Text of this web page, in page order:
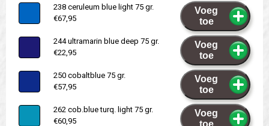
238 ceruleum blue light 75 gr.
€67,95
Voeg
toe
244 ultramarin blue deep 75 gr.
€22,95
Voeg
toe
250 cobaltblue 75 gr.
€57,95
Voeg
toe
262 cob.blue turq. light 75 gr.
€60,95
Voeg
toe